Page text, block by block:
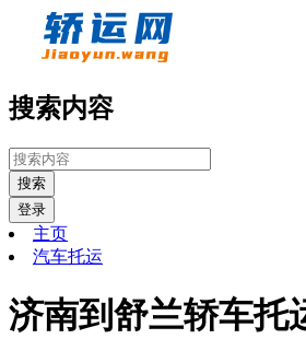
搜索内容
搜索
登录
主页
汽车托运
济南到舒兰轿车托